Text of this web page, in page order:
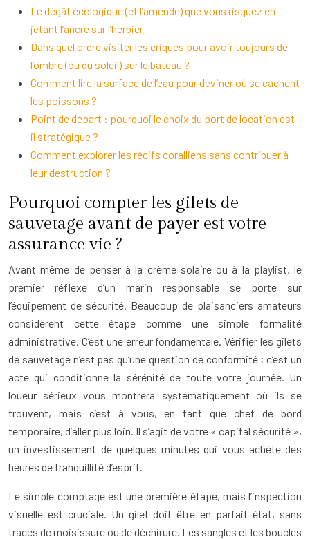
Le dégât écologique (et l’amende) que vous risquez en
jetant l’ancre sur l’herbier
Dans quel ordre visiter les criques pour avoir toujours de
l’ombre (ou du soleil) sur le bateau ?
Comment lire la surface de l’eau pour deviner où se cachent
les poissons ?
Point de départ : pourquoi le choix du port de location est-
il stratégique ?
Comment explorer les récifs coralliens sans contribuer à
leur destruction ?
Pourquoi compter les gilets de
sauvetage avant de payer est votre
assurance vie ?
Avant même de penser à la crème solaire ou à la playlist, le
premier réflexe d’un marin responsable se porte sur
l’équipement de sécurité. Beaucoup de plaisanciers amateurs
considèrent cette étape comme une simple formalité
administrative. C’est une erreur fondamentale. Vérifier les gilets
de sauvetage n’est pas qu’une question de conformité ; c’est un
acte qui conditionne la sérénité de toute votre journée. Un
loueur sérieux vous montrera systématiquement où ils se
trouvent, mais c’est à vous, en tant que chef de bord
temporaire, d’aller plus loin. Il s’agit de votre « capital sécurité »,
un investissement de quelques minutes qui vous achète des
heures de tranquillité d’esprit.
Le simple comptage est une première étape, mais l’inspection
visuelle est cruciale. Un gilet doit être en parfait état, sans
traces de moisissure ou de déchirure. Les sangles et les boucles